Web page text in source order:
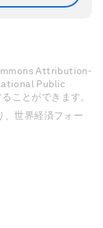
Attribution-
Public
ことができます。
、世界経済フォー